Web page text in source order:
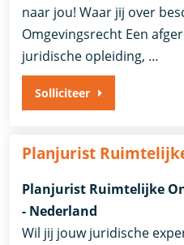
naar jou! Waar jij over
Omgevingsrecht Een
juridische opleiding, …
Solliciteer
Planjurist
Planjurist Ruimtelijke
- Nederland
Wil jij jouw juridische